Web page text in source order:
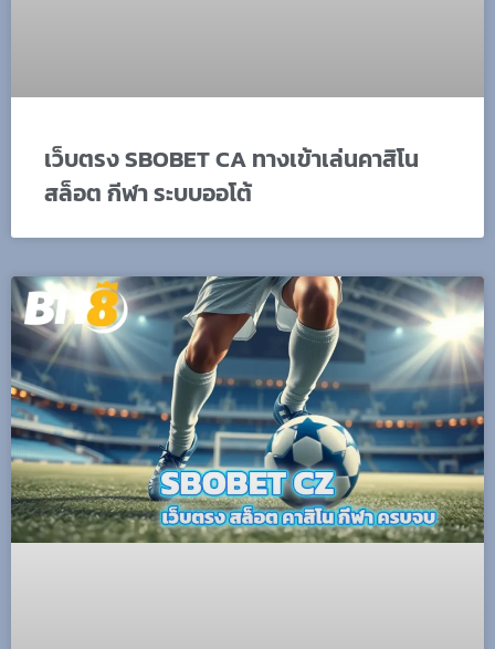
เว็บตรง SBOBET CA ทางเข้าเล่นคาสิโน
สล็อต กีฬา ระบบออโต้